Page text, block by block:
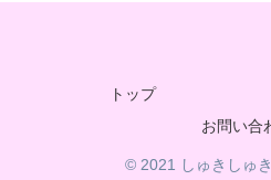
トップ
お問い合
© 2021 しゅきしゅ